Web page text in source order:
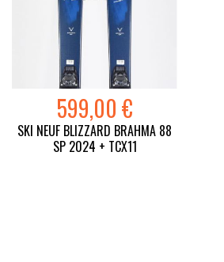
599,00 €
SKI NEUF BLIZZARD BRAHMA 88
SP 2024 + TCX11